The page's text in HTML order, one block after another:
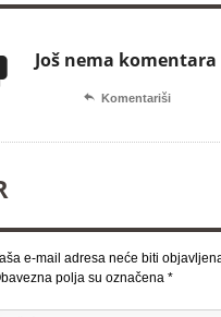
Još nema komentara
e-mail adresa neće biti objavljena.